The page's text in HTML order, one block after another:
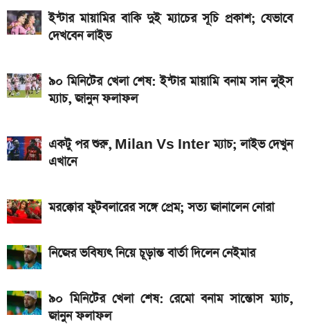
একটু পর শুরু, চেলসি ও জুভেন্টাস ম্যাচ; লাইভ দেখুন এখানে
আজকের স্বর্ণের বাজারদর: ০৬ আগস্ট ২০২৬
আজকের সকল দেশের টাকার রেট: ০৫ আগস্ট ২০২৬
ইন্টার মায়ামির বাকি দুই ম্যাচের সূচি প্রকাশ; যেভাবে
দেখবেন লাইভ
৯০ মিনিটের খেলা শেষ: ইন্টার মায়ামি বনাম সান লুইস
ম্যাচ, জানুন ফলাফল
একটু পর শুরু, Milan Vs Inter ম্যাচ; লাইভ দেখুন
এখানে
মরক্কোর ফুটবলারের সঙ্গে প্রেম; সত্য জানালেন নোরা
নিজের ভবিষ্যৎ নিয়ে চূড়ান্ত বার্তা দিলেন নেইমার
৯০ মিনিটের খেলা শেষ: রেমো বনাম সান্তোস ম্যাচ,
জানুন ফলাফল